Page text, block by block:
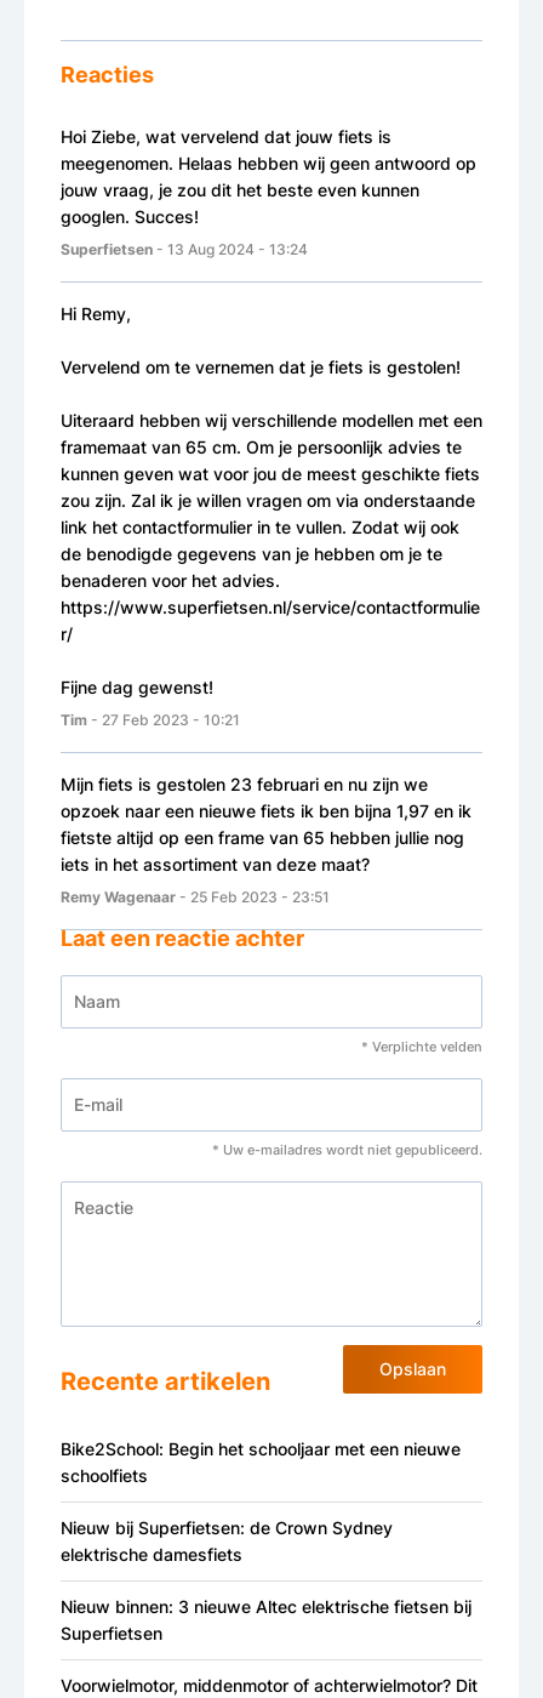
Reacties
Hoi Ziebe, wat vervelend dat jouw fiets is
meegenomen. Helaas hebben wij geen antwoord op
jouw vraag, je zou dit het beste even kunnen
googlen. Succes!
Superfietsen - 13 Aug 2024 - 13:24
Hi Remy,
Vervelend om te vernemen dat je fiets is gestolen!
Uiteraard hebben wij verschillende modellen met een
framemaat van 65 cm. Om je persoonlijk advies te
kunnen geven wat voor jou de meest geschikte fiets
zou zijn. Zal ik je willen vragen om via onderstaande
link het contactformulier in te vullen. Zodat wij ook
de benodigde gegevens van je hebben om je te
benaderen voor het advies.
https://www.superfietsen.nl/service/contactformulie
r/
Fijne dag gewenst!
Tim - 27 Feb 2023 - 10:21
Mijn fiets is gestolen 23 februari en nu zijn we
opzoek naar een nieuwe fiets ik ben bijna 1,97 en ik
fietste altijd op een frame van 65 hebben jullie nog
iets in het assortiment van deze maat?
Remy Wagenaar - 25 Feb 2023 - 23:51
Laat een reactie achter
* Verplichte velden
* Uw e-mailadres wordt niet gepubliceerd.
Opslaan
Recente artikelen
Bike2School: Begin het schooljaar met een nieuwe
schoolfiets
Nieuw bij Superfietsen: de Crown Sydney
elektrische damesfiets
Nieuw binnen: 3 nieuwe Altec elektrische fietsen bij
Superfietsen
Voorwielmotor, middenmotor of achterwielmotor? Dit